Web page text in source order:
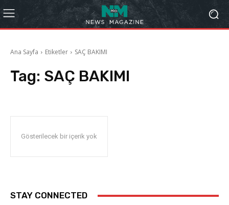
Ana Sayfa Etiketler SAÇ BAKIMI
Tag: SAÇ BAKIMI
Gösterilecek bir içerik yok
STAY CONNECTED